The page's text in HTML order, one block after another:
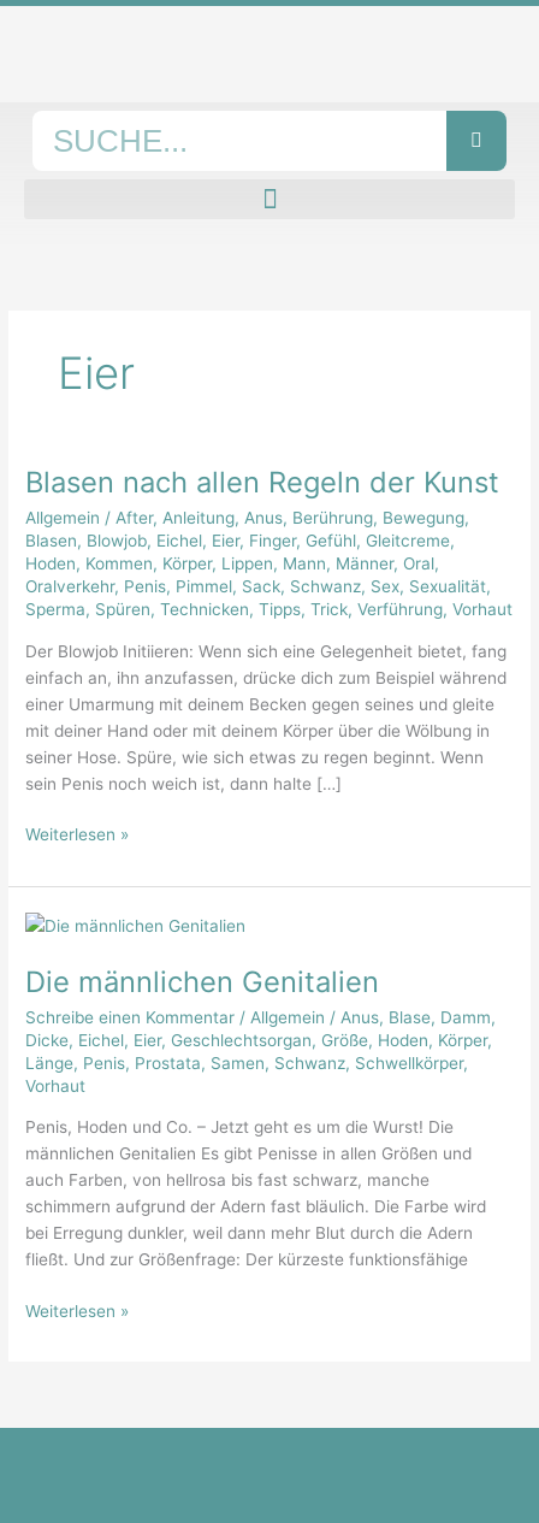
Zum
Eier
Blasen nach allen Regeln der Kunst
Allgemein / After, Anleitung, Anus, Berührung, Bewegung,
Blasen, Blowjob, Eichel, Eier, Finger, Gefühl, Gleitcreme,
Hoden, Kommen, Körper, Lippen, Mann, Männer, Oral,
Oralverkehr, Penis, Pimmel, Sack, Schwanz, Sex, Sexualität,
Sperma, Spüren,Technicken,Tipps,Trick,Verführung,Vorhaut
Der Blowjob Initiieren: Wenn sich eine Gelegenheit bietet, fang
einfach an, ihn anzufassen, drücke dich zum Beispiel während
einer Umarmung mit deinem Becken gegen seines und gleite
mit deiner Hand oder mit deinem Körper über die Wölbung in
seiner Hose. Spüre, wie sich etwas zu regen beginnt. Wenn
sein Penis noch weich ist, dann halte […]
Blasen
allen
Regeln
der
Kunst
Weiterlesen »
Die männlichen Genitalien
Schreibe einen Kommentar / Allgemein / Anus, Blase, Damm,
Dicke, Eichel, Eier, Geschlechtsorgan, Größe, Hoden, Körper,
Länge, Penis, Prostata, Samen, Schwanz, Schwellkörper,
Vorhaut
Penis, Hoden und Co. – Jetzt geht es um die Wurst! Die
männlichen Genitalien Es gibt Penisse in allen Größen und
auch Farben, von hellrosa bis fast schwarz, manche
schimmern aufgrund der Adern fast bläulich. Die Farbe wird
bei Erregung dunkler, weil dann mehr Blut durch die Adern
fließt. Und zur Größenfrage: Der kürzeste funktionsfähige
Die
Genitalien
Weiterlesen »